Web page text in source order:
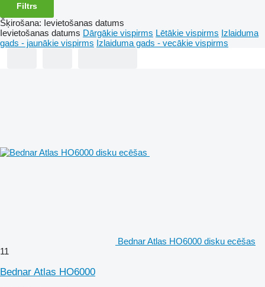
Filtrs
Šķirošana: Ievietošanas datums
Ievietošanas datums Dārgākie vispirms Lētākie vispirms Izlaiduma
gads - jaunākie vispirms Izlaiduma gads - vecākie vispirms
Bednar Atlas HO6000 disku ecēšas
11
Bednar Atlas HO6000